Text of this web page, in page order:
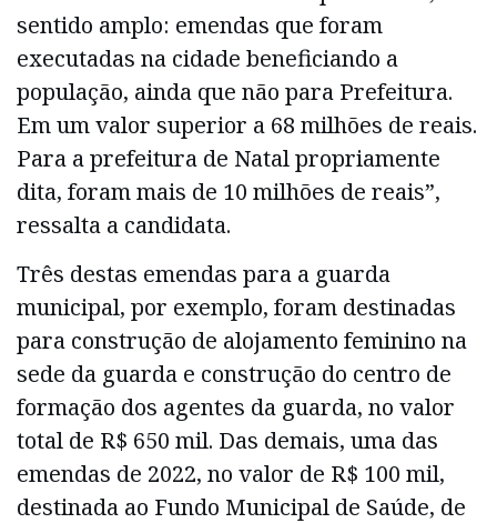
sentido amplo: emendas que foram
executadas na cidade beneficiando a
população, ainda que não para Prefeitura.
Em um valor superior a 68 milhões de reais.
Para a prefeitura de Natal propriamente
dita, foram mais de 10 milhões de reais”,
ressalta a candidata.
Três destas emendas para a guarda
municipal, por exemplo, foram destinadas
para construção de alojamento feminino na
sede da guarda e construção do centro de
formação dos agentes da guarda, no valor
total de R$ 650 mil. Das demais, uma das
emendas de 2022, no valor de R$ 100 mil,
destinada ao Fundo Municipal de Saúde, de